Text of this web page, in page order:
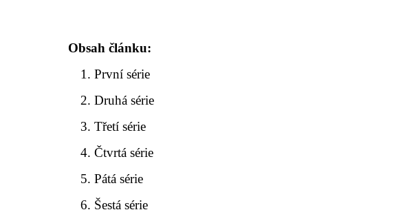
Obsah článku:
První série
Druhá série
Třetí série
Čtvrtá série
Pátá série
Šestá série